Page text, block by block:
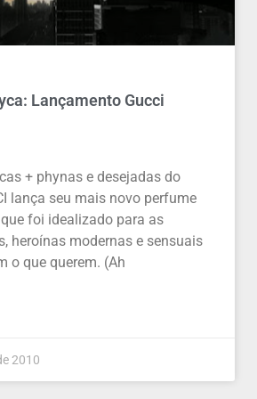
Lançamento Gucci
+ phynas e desejadas do
lança seu mais novo perfume
que foi idealizado para as
heroínas modernas e sensuais
o que querem. (Ah
2010